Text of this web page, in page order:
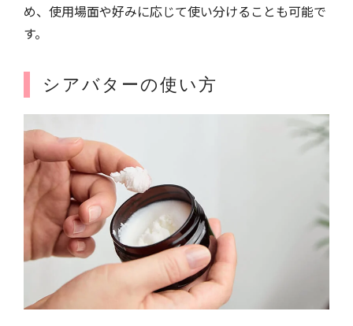
め、使用場面や好みに応じて使い分けることも可能で
す。
シアバターの使い方